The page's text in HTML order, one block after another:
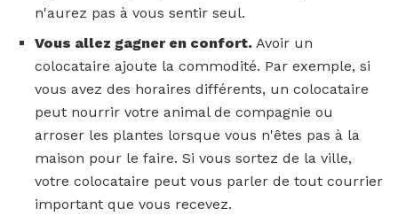
n'aurez pas à vous sentir seul.
Vous allez gagner en confort. Avoir un
colocataire ajoute la commodité. Par exemple, si
vous avez des horaires différents, un colocataire
peut nourrir votre animal de compagnie ou
arroser les plantes lorsque vous n'êtes pas à la
maison pour le faire. Si vous sortez de la ville,
votre colocataire peut vous parler de tout courrier
important que vous recevez.